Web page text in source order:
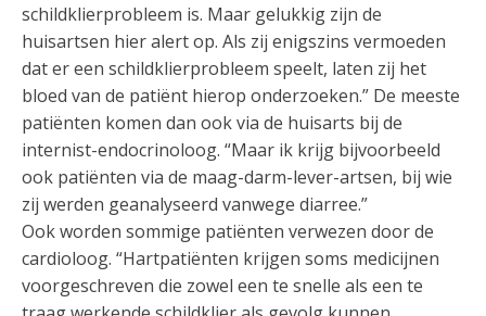
schildklierprobleem is. Maar gelukkig zijn de
huisartsen hier alert op. Als zij enigszins vermoeden
dat er een schildklierprobleem speelt, laten zij het
bloed van de patiënt hierop onderzoeken.” De meeste
patiënten komen dan ook via de huisarts bij de
internist-endocrinoloog. “Maar ik krijg bijvoorbeeld
ook patiënten via de maag-darm-lever-artsen, bij wie
zij werden geanalyseerd vanwege diarree.”
Ook worden sommige patiënten verwezen door de
cardioloog. “Hartpatiënten krijgen soms medicijnen
voorgeschreven die zowel een te snelle als een te